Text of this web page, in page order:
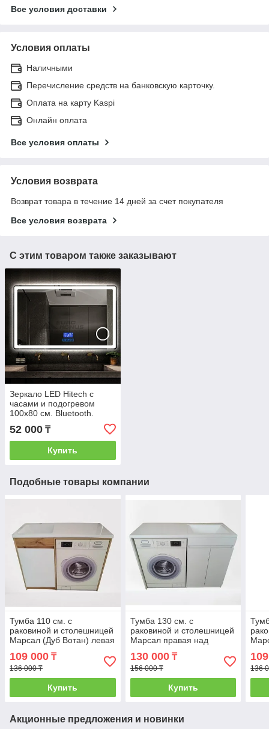
Все условия доставки
Условия оплаты
Наличными
Перечисление средств на банковскую карточку.
Оплата на карту Kaspi
Онлайн оплата
Все условия оплаты
Условия возврата
Возврат товара в течение 14 дней за счет покупателя
Все условия возврата
С этим товаром также заказывают
Зеркало LED Hitech с
часами и подогревом
100х80 см. Bluetooth.
52 000 ₸
Купить
Подобные товары компании
Тумба 110 см. с
раковиной и столешницей
Марсал (Дуб Вотан) левая
РФ
109 000 ₸
136 000 ₸
Купить
Тумба 130 см. с
раковиной и столешницей
Марсал правая над
130 000₸
156 000 ₸
Купить
136
Акционные предложения и новинки